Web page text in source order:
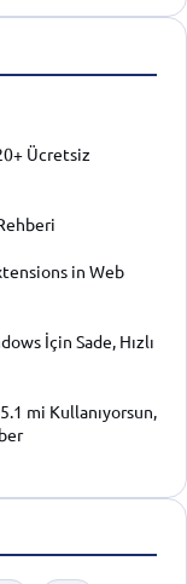
Ücretsiz
in Web
İçin Sade, Hızlı
mi Kullanıyorsun,